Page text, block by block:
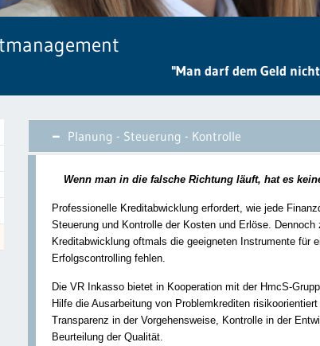
"Man darf dem Geld
Planung - Steuerung - Kontrolle
Wenn man in die falsche Richtung läuft, hat es
Professionelle Kreditabwicklung erfordert, wie jede
Steuerung und Kontrolle der Kosten und Erlöse.
Kreditabwicklung oftmals die geeigneten Instrumente für
Erfolgscontrolling fehlen.
Die VR Inkasso bietet in Kooperation mit der HmcS-
Hilfe die Ausarbeitung von Problemkrediten
Transparenz in der Vorgehensweise, Kontrolle in der
Beurteilung der Qualität.